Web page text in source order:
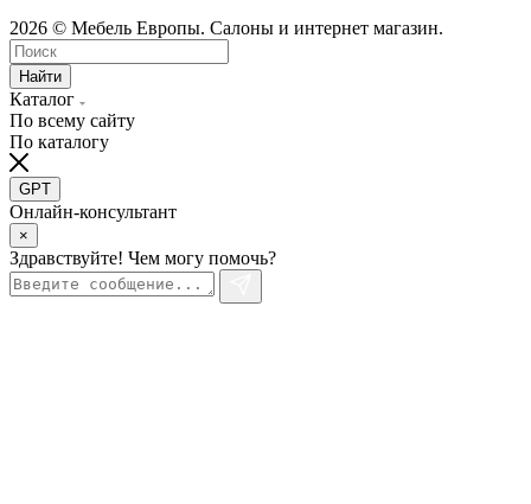
2026 © Мебель Европы. Салоны и интернет магазин.
Найти
Каталог
По всему сайту
По каталогу
GPT
Онлайн-консультант
×
Здравствуйте! Чем могу помочь?